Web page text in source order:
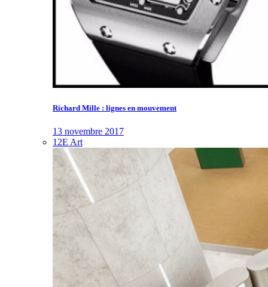
Richard Mille : lignes en mouvement
13 novembre 2017
12E Art